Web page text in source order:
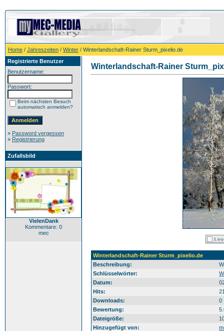
Home / Jahreszeiten / Winter / Winterlandschaft-Rainer Sturm_pixelio.de
Registrierte Benutzer
Benutzername:
Passwort:
Beim nächsten Besuch
automatisch anmelden?
» Password vergessen
» Registrierung
Zufallsbild
VielenDank
Kommentare: 0
mec
Winterlandschaft-Rainer
Winterlandschaft-Rainer Sturm_pixelio.de
Beschreibung:
Schlüsselwörter:
Datum:
Hits:
Downloads:
0
Bewertung:
Dateigröße:
Hinzugefügt von: